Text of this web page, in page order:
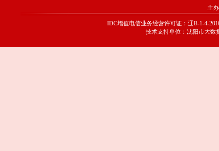
主
IDC增值电信业务经营许可证：辽B-1-4-
技术支持单位：沈阳市大数